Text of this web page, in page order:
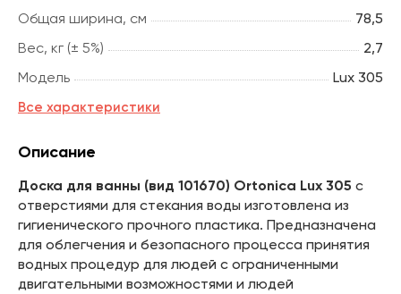
Общая ширина, см
78,5
Вес, кг (± 5%)
2,7
Модель
Lux 305
Все характеристики
Описание
Доска для ванны (вид 101670) Ortonica Lux 305 с
отверстиями для стекания воды изготовлена из
гигиенического прочного пластика. Предназначена
для облегчения и безопасного процесса принятия
водных процедур для людей с ограниченными
двигательными возможностями и людей